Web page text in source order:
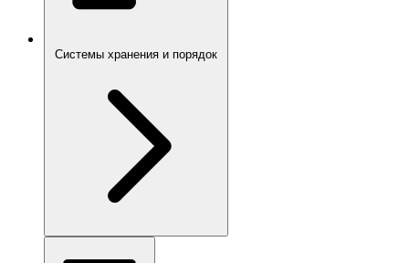
Системы хранения и порядок